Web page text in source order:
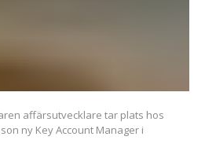
affärsutvecklare tar plats hos
ny Key Account Manager i